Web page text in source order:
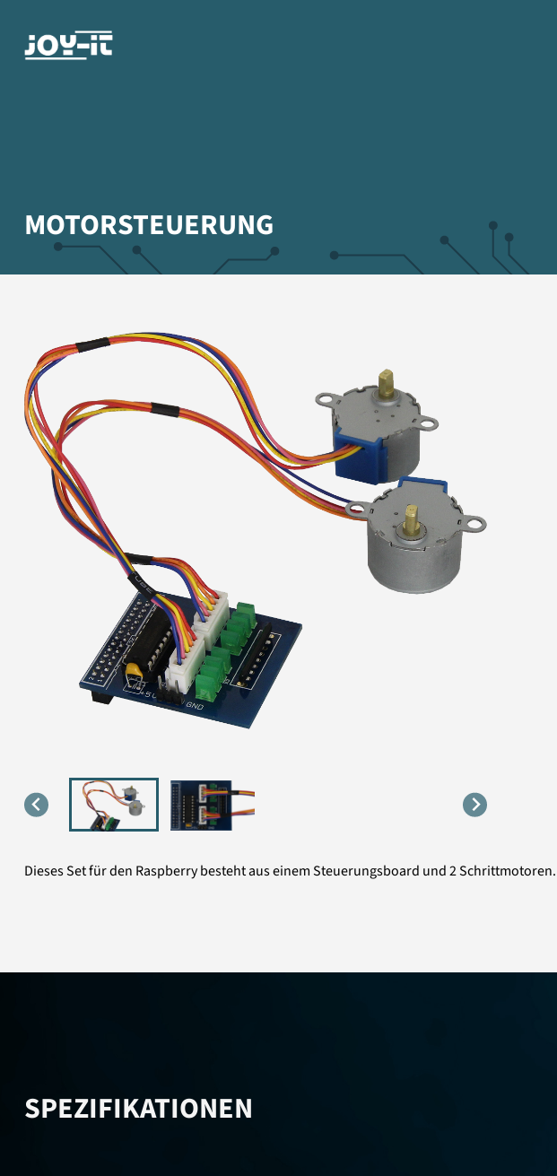
MOTORSTEUERUNG
Dieses Set für den Raspberry besteht aus einem Steuerungsboard und 2
SPEZIFIKATIONEN